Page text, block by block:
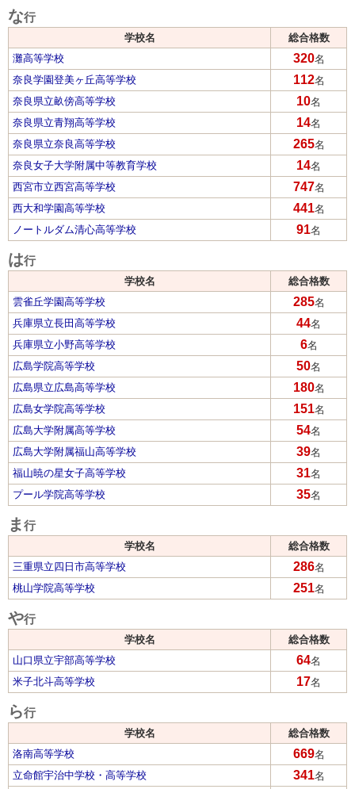
な行
学校名
総合格数
灘高等学校
320名
奈良学園登美ヶ丘高等学校
112名
奈良県立畝傍高等学校
10名
奈良県立青翔高等学校
14名
奈良県立奈良高等学校
265名
奈良女子大学附属中等教育学校
14名
西宮市立西宮高等学校
747名
西大和学園高等学校
441名
ノートルダム清心高等学校
91名
は行
学校名
総合格数
雲雀丘学園高等学校
285名
兵庫県立長田高等学校
44名
兵庫県立小野高等学校
6名
広島学院高等学校
50名
広島県立広島高等学校
180名
広島女学院高等学校
151名
広島大学附属高等学校
54名
広島大学附属福山高等学校
39名
福山暁の星女子高等学校
31名
プール学院高等学校
35名
ま 行
学校名
総合格数
三重県立四日市高等学校
286名
桃山学院高等学校
251名
や行
学校名
総合格数
山口県立宇部高等学校
64名
米子北斗高等学校
17名
ら行
学校名
総合格数
洛南高等学校
669名
立命館宇治中学校・高等学校
341名